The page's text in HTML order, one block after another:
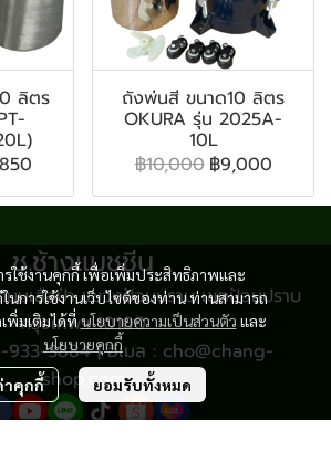
ลิตร ถังพ่นสี ขนาด10 ลิตร
OKURA รุ่น 2025A-
10L
฿10,000 ฿9,000
รใช้งานคุกกี้ เพื่อเพิ่มประสิทธิภาพและ
การใช้งานเว็บไซต์ของท่าน ท่านสามารถ
พิ่มเติมได้ที่นโยบายความเป็นส่วนตัว และ
นโยบายคุกกี้
าคุกกี้ ยอมรับทั้งหมด
ช.ช้างแมชชีน
เสือป่า แขวงป้อมปราบ เขตป้อมปราบ
กรุงเทพฯ 10100
933-3884 | อีเมล : cho@chang-
shop.com